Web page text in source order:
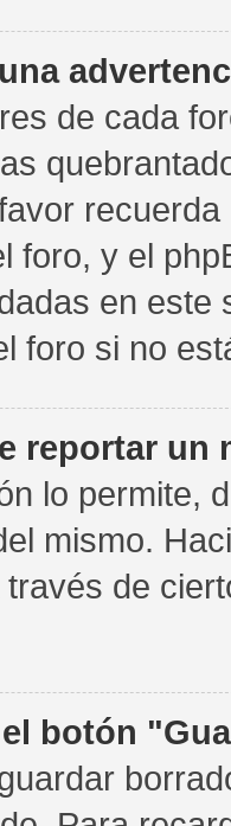
de cada
foro, y el
en este
foro si no
reportar un
lo permite,
mismo.
de
botón